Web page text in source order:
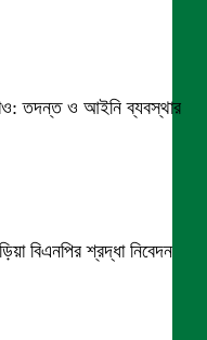
তদন্ত ও আইনি ব্যবস্থার
বিএনপির শ্রদ্ধা নিবেদন